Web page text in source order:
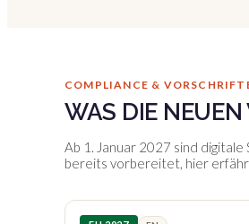
COMPLIANCE &
WAS DIE
Ab 1. Januar 2027 sind
bereits vorbereitet, hier